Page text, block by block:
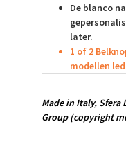
De blanco
later.
1 of 2
modellen
Made in Italy, Sfera
Group(copyright